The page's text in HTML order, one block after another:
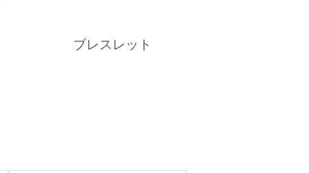
ブレスレット